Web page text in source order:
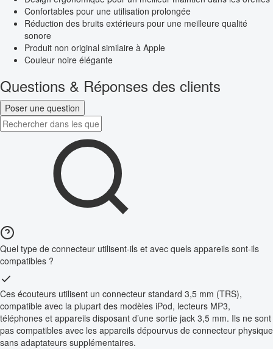
Confortables pour une utilisation prolongée
Réduction des bruits extérieurs pour une meilleure qualité
sonore
Produit non original similaire à Apple
Couleur noire élégante
Questions & Réponses des clients
Poser une question
Quel type de connecteur utilisent-ils et avec quels appareils sont-ils
compatibles ?
Ces écouteurs utilisent un connecteur standard 3,5 mm (TRS),
compatible avec la plupart des modèles iPod, lecteurs MP3,
téléphones et appareils disposant d’une sortie jack 3,5 mm. Ils ne sont
pas compatibles avec les appareils dépourvus de connecteur physique
sans adaptateurs supplémentaires.